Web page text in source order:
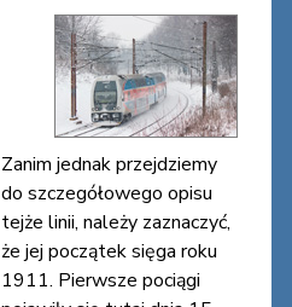
Zanim jednak przejdziemy
do szczegółowego opisu
tejże linii, należy zaznaczyć,
że jej początek sięga roku
1911. Pierwsze pociągi